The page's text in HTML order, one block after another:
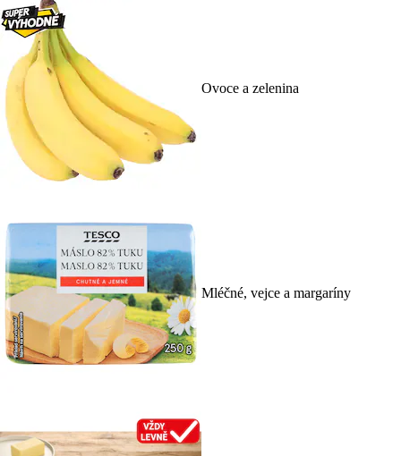
Ovoce a zelenina
Mléčné, vejce a margaríny